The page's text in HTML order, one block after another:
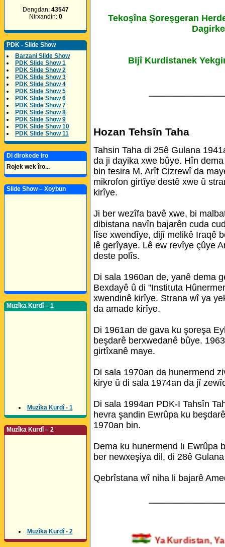
Dengdan: 43547
Nirxandin: 0
PDK - Slide Show
Barzani Slide Show
PDK Slide Show 1
PDK Slide Show 2
PDK Slide Show 3
PDK Slide Show 4
PDK Slide Show 5
PDK Slide Show 6
PDK Slide Show 7
PDK Slide Show 8
PDK Slide Show 9
PDK Slide Show 10
PDK Slide Show 11
Di dirokede iro
Rojek wek îro...
Slide Show – Xoybun
Muzîka Kurdî – 1
Muzîka Kurdî - 1
Muzîka Kurdî – 2
Muzîka Kurdî - 2
Tekoşîna Şoreşgeran
Bijî Kurdistanek
Hozan Tehsîn Taha
Tahsin Taha di 25ê Gulana
da ji dayika xwe bûye. Hîn
bin tesira M. Arîf Cizrewî da
mikrofon girtîye destê xwe û
kirîye.
Ji ber wezîfa bavê xwe, bi
dibistana navîn bajarên cuda
lîse xwendîye, dijî melikê Iraqê
lê gerîyaye. Lê ew revîye çûye
deste polîs.
Di sala 1960an de, yanê dema
Bexdayê û di "Instituta
xwendinê kirîye. Strana wî ya
da amade kirîye.
Di 1961an de gava ku şoreşa
beşdarê berxwedanê bûye.
girtîxanê maye.
Di sala 1970an da hunermend
kirye û di sala 1974an da jî
Di sala 1994an PDK-I Tahsîn
hevra şandin Ewrûpa ku
1970an bin.
Dema ku hunermend lı Ewrûpa
ber newxeşiya dil, di 28ê
Qebrîstana wî niha li bajarê
Ya Kurdistan,